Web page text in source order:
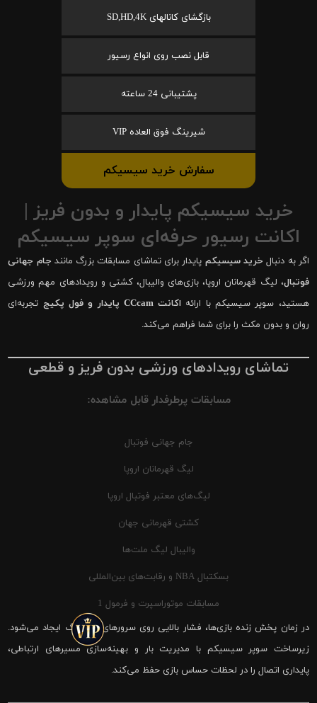
بازگشای کانالهای SD,HD,4K
قابل نصب روی انواع رسیور
پشتیبانی 24 ساعته
شیرینگ فوق العاده VIP
سفارش خرید سیسیکم
خرید سیسیکم پایدار و بدون فریز |
اکانت رسیور حرفه‌ای سوپر سیسیکم
اگر به دنبال خرید سیسیکم پایدار برای تماشای مسابقات بزرگ مانند جام جهانی
فوتبال، لیگ قهرمانان اروپا، بازی‌های والیبال، کشتی و رویدادهای مهم ورزشی
هستید، سوپر سیسیکم با ارائه اکانت CCcam پایدار و فول پکیج
تجربه‌ای
روان و بدون مکث را برای شما فراهم می‌کند.
تماشای رویدادهای ورزشی بدون فریز و قطعی
مسابقات پرطرفدار قابل مشاهده:
جام جهانی فوتبال
لیگ قهرمانان اروپا
لیگ‌های معتبر فوتبال اروپا
کشتی قهرمانی جهان
والیبال لیگ ملت‌ها
بسکتبال NBA و رقابت‌های بین‌المللی
مسابقات موتوراسپرت و فرمول 1
در زمان پخش زنده بازی‌ها، فشار بالایی روی سرورهای شیرینگ ایجاد می‌شود.
زیرساخت سوپر سیسیکم با مدیریت بار و بهینه‌سازی مسیرهای ارتباطی،
پایداری اتصال را در لحظات حساس بازی حفظ می‌کند.